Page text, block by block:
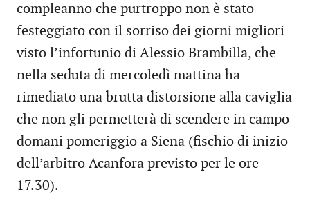
compleanno che purtroppo non è stato
festeggiato con il sorriso dei giorni migliori
visto l’infortunio di Alessio Brambilla, che
nella seduta di mercoledì mattina ha
rimediato una brutta distorsione alla caviglia
che non gli permetterà di scendere in campo
domani pomeriggio a Siena (fischio di inizio
dell’arbitro Acanfora previsto per le ore
17.30).